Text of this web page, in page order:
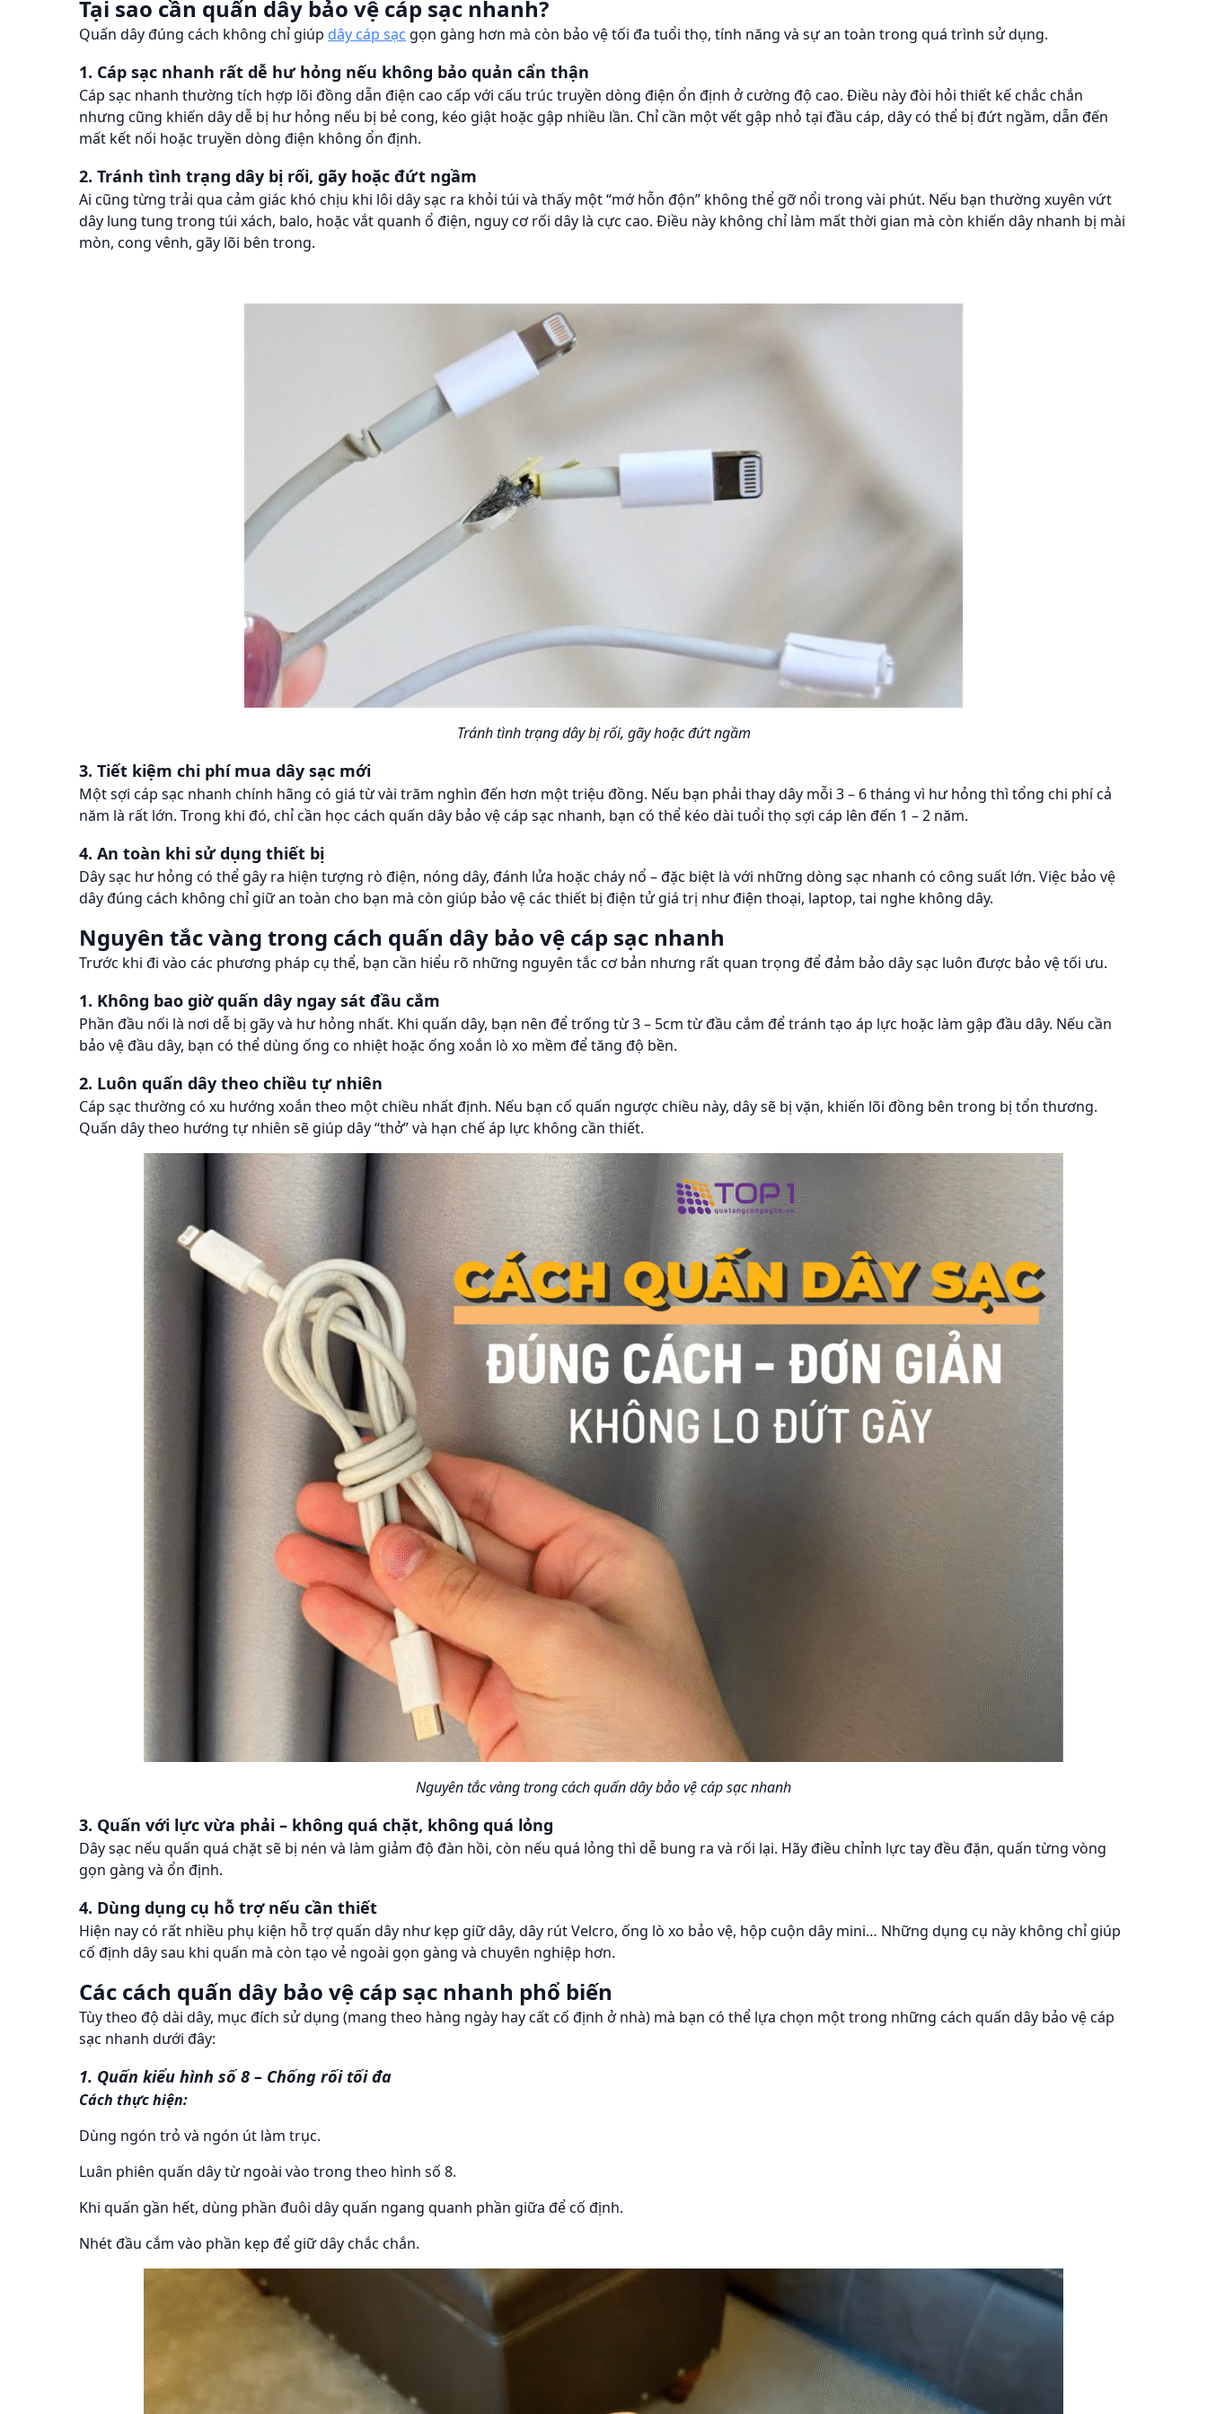
Tại sao cần quấn dây bảo vệ cáp sạc nhanh?
Quấn dây đúng cách không chỉ giúp dây cáp sạc gọn gàng hơn mà còn bảo vệ tối đa tuổi thọ, tính năng và sự an toàn trong quá trình sử dụng.
1. Cáp sạc nhanh rất dễ hư hỏng nếu không bảo quản cẩn thận
Cáp sạc nhanh thường tích hợp lõi đồng dẫn điện cao cấp với cấu trúc truyền dòng điện ổn định ở cường độ cao. Điều này đòi hỏi thiết kế chắc chắn
nhưng cũng khiến dây dễ bị hư hỏng nếu bị bẻ cong, kéo giật hoặc gập nhiều lần. Chỉ cần một vết gập nhỏ tại đầu cáp, dây có thể bị đứt ngầm, dẫn đến
mất kết nối hoặc truyền dòng điện không ổn định.
2. Tránh tình trạng dây bị rối, gãy hoặc đứt ngầm
Ai cũng từng trải qua cảm giác khó chịu khi lôi dây sạc ra khỏi túi và thấy một “mớ hỗn độn” không thể gỡ nổi trong vài phút. Nếu bạn thường xuyên vứt
dây lung tung trong túi xách, balo, hoặc vắt quanh ổ điện, nguy cơ rối dây là cực cao. Điều này không chỉ làm mất thời gian mà còn khiến dây nhanh bị mài
mòn, cong vênh, gãy lõi bên trong.
Tránh tình trạng dây bị rối, gãy hoặc đứt ngầm
3. Tiết kiệm chi phí mua dây sạc mới
Một sợi cáp sạc nhanh chính hãng có giá từ vài trăm nghìn đến hơn một triệu đồng. Nếu bạn phải thay dây mỗi 3 – 6 tháng vì hư hỏng thì tổng chi phí cả
năm là rất lớn. Trong khi đó, chỉ cần học cách quấn dây bảo vệ cáp sạc nhanh, bạn có thể kéo dài tuổi thọ sợi cáp lên đến 1 – 2 năm.
4. An toàn khi sử dụng thiết bị
Dây sạc hư hỏng có thể gây ra hiện tượng rò điện, nóng dây, đánh lửa hoặc cháy nổ – đặc biệt là với những dòng sạc nhanh có công suất lớn. Việc bảo vệ
dây đúng cách không chỉ giữ an toàn cho bạn mà còn giúp bảo vệ các thiết bị điện tử giá trị như điện thoại, laptop, tai nghe không dây.
Nguyên tắc vàng trong cách quấn dây bảo vệ cáp sạc nhanh
Trước khi đi vào các phương pháp cụ thể, bạn cần hiểu rõ những nguyên tắc cơ bản nhưng rất quan trọng để đảm bảo dây sạc luôn được bảo vệ tối ưu.
1. Không bao giờ quấn dây ngay sát đầu cắm
Phần đầu nối là nơi dễ bị gãy và hư hỏng nhất. Khi quấn dây, bạn nên để trống từ 3 – 5cm từ đầu cắm để tránh tạo áp lực hoặc làm gập đầu dây. Nếu cần
bảo vệ đầu dây, bạn có thể dùng ống co nhiệt hoặc ống xoắn lò xo mềm để tăng độ bền.
2. Luôn quấn dây theo chiều tự nhiên
Cáp sạc thường có xu hướng xoắn theo một chiều nhất định. Nếu bạn cố quấn ngược chiều này, dây sẽ bị vặn, khiến lõi đồng bên trong bị tổn thương.
Quấn dây theo hướng tự nhiên sẽ giúp dây “thở” và hạn chế áp lực không cần thiết.
Nguyên tắc vàng trong cách quấn dây bảo vệ cáp sạc nhanh
3. Quấn với lực vừa phải – không quá chặt, không quá lỏng
Dây sạc nếu quấn quá chặt sẽ bị nén và làm giảm độ đàn hồi, còn nếu quá lỏng thì dễ bung ra và rối lại. Hãy điều chỉnh lực tay đều đặn, quấn từng vòng
gọn gàng và ổn định.
4. Dùng dụng cụ hỗ trợ nếu cần thiết
Hiện nay có rất nhiều phụ kiện hỗ trợ quấn dây như kẹp giữ dây, dây rút Velcro, ống lò xo bảo vệ, hộp cuộn dây mini… Những dụng cụ này không chỉ giúp
cố định dây sau khi quấn mà còn tạo vẻ ngoài gọn gàng và chuyên nghiệp hơn.
Các cách quấn dây bảo vệ cáp sạc nhanh phổ biến
Tùy theo độ dài dây, mục đích sử dụng (mang theo hàng ngày hay cất cố định ở nhà) mà bạn có thể lựa chọn một trong những cách quấn dây bảo vệ cáp
sạc nhanh dưới đây:
1. Quấn kiểu hình số 8 – Chống rối tối đa
Cách thực hiện:
Dùng ngón trỏ và ngón út làm trục.
Luân phiên quấn dây từ ngoài vào trong theo hình số 8.
Khi quấn gần hết, dùng phần đuôi dây quấn ngang quanh phần giữa để cố định.
Nhét đầu cắm vào phần kẹp để giữ dây chắc chắn.